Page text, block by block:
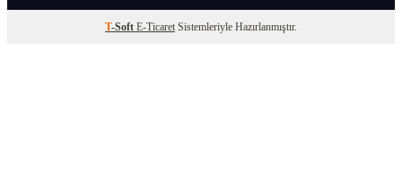
T-Soft E-Ticaret Sistemleriyle Hazırlanmıştır.